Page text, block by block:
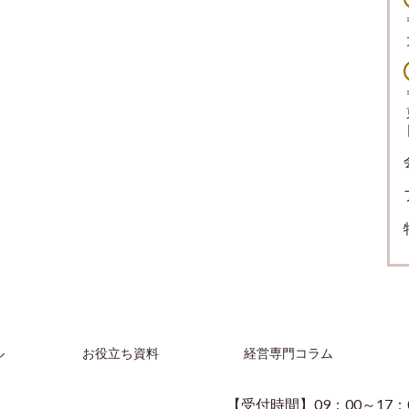
お役立ち資料 経営専門コラム
【受付時間】09：00～17